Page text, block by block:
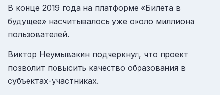
В конце 2019 года на платформе «Билета в
будущее» насчитывалось уже около миллиона
пользователей.
Виктор Неумывакин подчеркнул, что проект
позволит повысить качество образования в
субъектах-участниках.